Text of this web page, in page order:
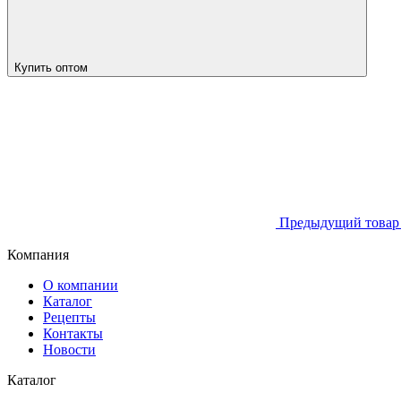
Купить оптом
Предыдущий товар
Компания
О компании
Каталог
Рецепты
Контакты
Новости
Каталог